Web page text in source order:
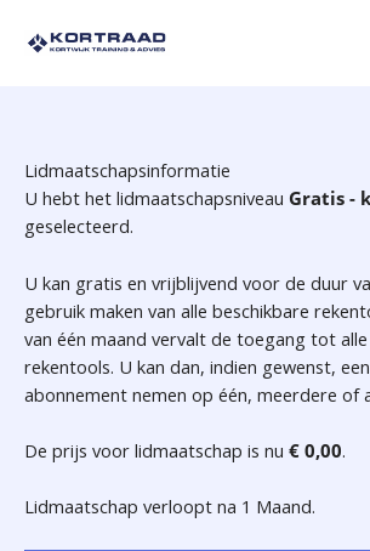
naar
Lidmaatschapsinformatie
U hebt het lidmaatschapsniveau Gratis -
geselecteerd.
U kan gratis en vrijblijvend voor de duur
gebruik maken van alle beschikbare
van één maand vervalt de toegang tot
rekentools. U kan dan, indien gewenst,
abonnement nemen op één, meerdere of
De prijs voor lidmaatschap is nu € 0,00.
Lidmaatschap verloopt na 1 Maand.